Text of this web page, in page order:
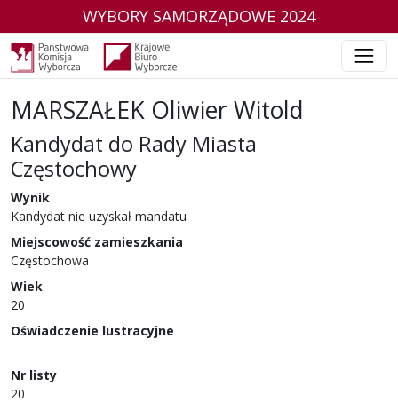
WYBORY SAMORZĄDOWE 2024
MARSZAŁEK Oliwier Witold
Kandydat do Rady Miasta
Częstochowy
w wyborach samorządowych w 2024 r.
Wynik
Kandydat nie uzyskał mandatu
Miejscowość zamieszkania
Częstochowa
Wiek
20
Oświadczenie lustracyjne
-
Nr listy
20